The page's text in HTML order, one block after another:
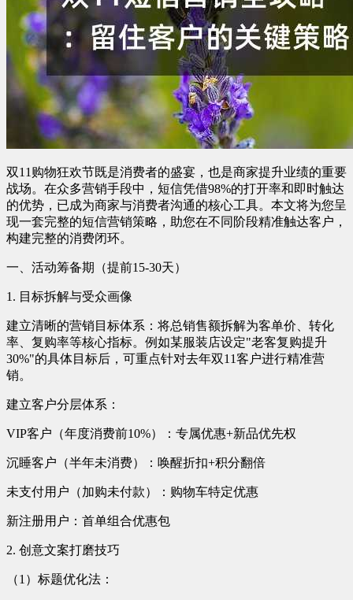
双11购物狂欢节既是消费者的盛宴，也是商家提升业绩的重要
战场。在众多营销手段中，短信凭借98%的打开率和即时触达
的优势，已成为商家与消费者沟通的核心工具。本文将为您呈
现一套完整的短信营销策略，助您在不同阶段精准触达客户，
构建完整的消费闭环。
一、活动筹备期（提前15-30天）
1. 目标拆解与受众画像
建立清晰的营销目标体系：将总销售额拆解为客单价、转化
率、复购率等核心指标。例如某服装店设定"老客复购提升
30%"的具体目标后，可重点针对去年双11客户进行精准营
销。
建立客户分层体系：
VIP客户（年度消费前10%）：专属优惠+新品优先权
沉睡客户（半年未消费）：唤醒折扣+积分翻倍
未支付用户（加购未付款）：购物车特定优惠
新注册用户：首单组合优惠包
2. 创意文案打磨技巧
（1）标题优化法：